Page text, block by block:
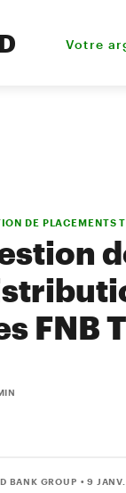
Votre
DE PLACEMENTS
FNB
BANK GROUP • 9